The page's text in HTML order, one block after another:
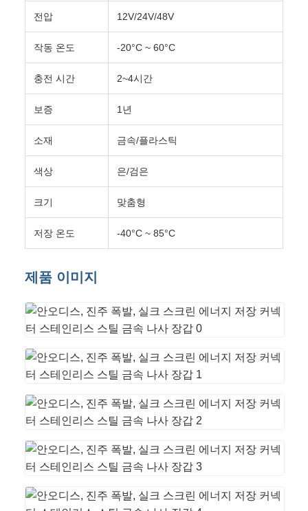
전압 12V/24V/48V
작동 온도 -20°C ~ 60°C
충전 시간 2~4시간
보증 1년
소재 금속/플라스틱
색상 은/검은
크기 맞춤형
저장 온도 -40°C ~ 85°C
제품 이미지